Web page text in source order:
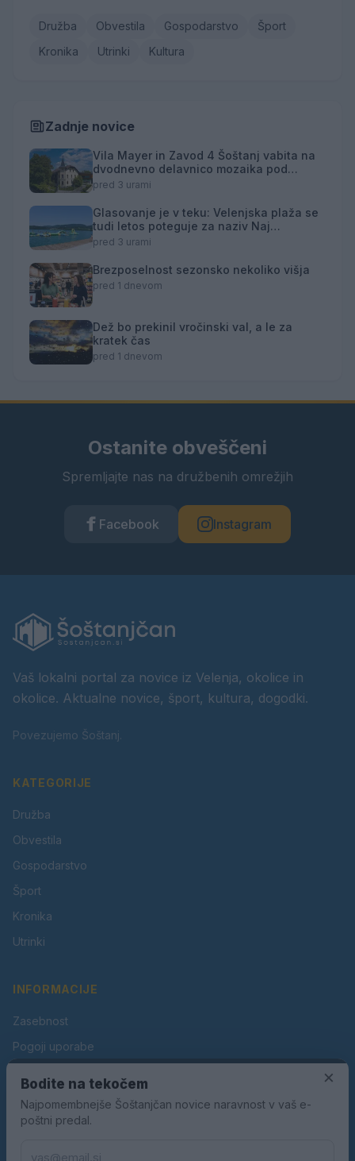
Družba Obvestila Gospodarstvo
Šport
Kronika
Utrinki Kultura
Zadnje novice
Vila Mayer in Zavod 4 Šoštanj vabita na
dvodnevno delavnico mozaika pod
mentorstvom Mojce Marije Černivšek
pred 3 urami
Glasovanje je v teku: Velenjska plaža se
tudi letos poteguje za naziv Naj
kopališče
pred 3 urami
Brezposelnost sezonsko nekoliko višja
pred 1 dnevom
Dež bo prekinil vročinski val, a le za
kratek čas
pred 1 dnevom
Ostanite obveščeni
Spremljajte nas na družbenih omrežjih
Facebook Instagram
Vaš lokalni portal za novice iz Velenja, okolice in
okolice. Aktualne novice, šport, kultura, dogodki.
Povezujemo Šoštanj.
KATEGORIJE
Družba
Obvestila
Gospodarstvo
Šport
Kronika
Utrinki
INFORMACIJE
Zasebnost
Pogoji uporabe
Oglaševanje
Kontakt
×
Bodite na tekočem
Najpomembnejše Šoštanjčan novice naravnost v vaš e-
poštni predal.